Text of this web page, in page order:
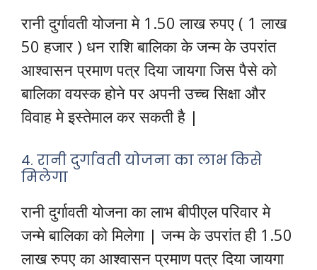
रानी दुर्गावती योजना मे 1.50 लाख रुपए ( 1 लाख
50 हजार ) धन राशि बालिका के जन्म के उपरांत
आश्वासन प्रमाण पत्र दिया जायगा जिस पैसे को
बालिका वयस्क होने पर अपनी उच्च सिक्षा और
विवाह मे इस्तेमाल कर सकती है |
4. रानी दुर्गावती योजना का लाभ किसे
मिलेगा
रानी दुर्गावती योजना का लाभ बीपीएल परिवार मे
जन्मे बालिका को मिलेगा | जन्म के उपरांत ही 1.50
लाख रुपए का आश्वासन प्रमाण पत्र दिया जायगा